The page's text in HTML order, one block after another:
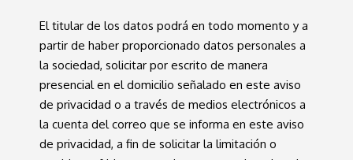
El titular de los datos podrá en todo momento y a
partir de haber proporcionado datos personales a
la sociedad, solicitar por escrito de manera
presencial en el domicilio señalado en este aviso
de privacidad o a través de medios electrónicos a
la cuenta del correo que se informa en este aviso
de privacidad, a fin de solicitar la limitación o